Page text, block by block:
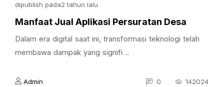
dipublish pada2 tahun lalu
Manfaat Jual Aplikasi Persuratan Desa
Dalam era digital saat ini, transformasi teknologi telah
membawa dampak yang signifi ..
Admin 0 142024